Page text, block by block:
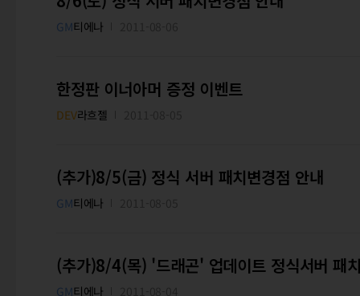
GM티에나
한정판 이너아머 증정 이벤트
DEV라흐젤
(추가)8/5(금) 정식 서버 패치변경점 안내
GM티에나
(추가)8/4(목) '드래곤' 업데이트 정식서버 패
GM티에나